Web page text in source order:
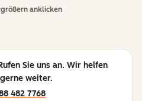
anklicken
Sie uns an. Wir helfen
weiter.
482 7768